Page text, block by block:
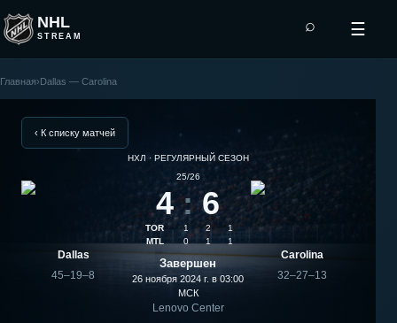
NHL
STREAM
⌕ ☰
Carolina
Главная›Dallas — Carolina
‹ К списку матчей
Dallas
45–19–8
НХЛ · РЕГУЛЯРНЫЙ СЕЗОН
25/26
4 : 6
TOR 1 2
1
MTL
0 1 1
Завершен
26 ноября 2024 г. в 03:00
МСК
Lenovo Center
Carolina
32–27–13